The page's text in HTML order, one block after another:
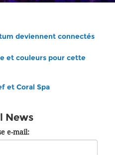
deviennent connectés
et couleurs pour cette
et Coral Spa
News
e-mail: